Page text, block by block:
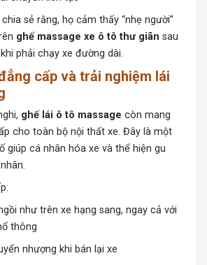
sẻ rằng, họ cảm thấy “nhẹ người”
ghế massage xe ô tô thư giãn sau
phải chạy xe đường dài.
cấp và trải nghiệm lái
ghế lái ô tô massage còn mang
cho toàn bộ nội thất xe. Đây là một
giúp cá nhân hóa xe và thể hiện gu
như trên xe hạng sang, ngay cả với
thông
nhượng khi bán lại xe